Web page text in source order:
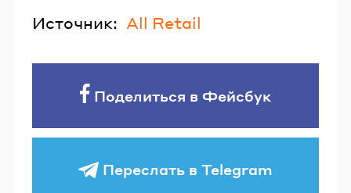
Источник: All Retail
Поделиться в Фейсбук
Переслать в Telegram